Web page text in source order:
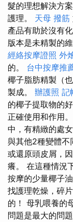
髮的理想解決方
護理。 天母 撥筋
產品有助於沒有
版本是未精製的
經絡按摩證照 外
的。 台中按摩推
椰子脂肪精製（
製成。 辦護照 記
的椰子提取物的
正確使用和作用
中，有精緻的處
與其他2種變體不
或還原頭皮屑，
癢。 在這種情況
按摩的少量椰子
找護理乾燥，碎
的！ 母乳喂養的
問題是最大的問